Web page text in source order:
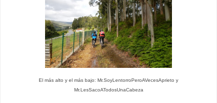
El más alto y el más bajo: Mr.SoyLentorroPeroAVecesAprieto y
Mr.LesSacoATodosUnaCabeza